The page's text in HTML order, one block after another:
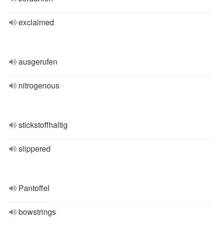
exclaimed
ausgerufen
nitrogenous
stickstoffhaltig
slippered
Pantoffel
bowstrings